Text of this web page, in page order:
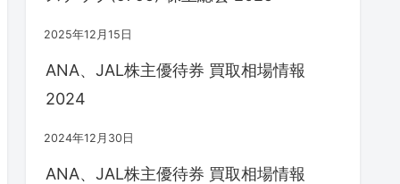
2025年12月15日
ANA、JAL株主優待券 買取相場情報
2024
2024年12月30日
ANA、JAL株主優待券 買取相場情報